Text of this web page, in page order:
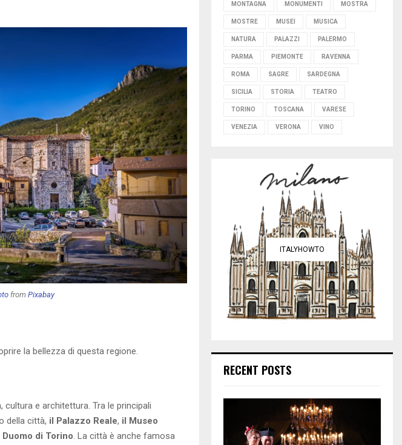
from Pixabay
la bellezza di questa regione.
e architettura. Tra le principali
della città, il Palazzo Reale, il Museo
Duomo di Torino. La città è anche famosa
MONTAGNA MONUMENTI MOSTRA
MOSTRE MUSEI MUSICA
NATURA PALAZZI PALERMO
PARMA PIEMONTE RAVENNA
ROMA SAGRE SARDEGNA
SICILIA STORIA TEATRO
TORINO TOSCANA VARESE
VENEZIA VERONA VINO
ITALYHOWTO
RECENT POSTS